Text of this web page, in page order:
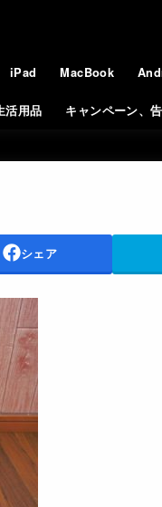
iPad MacBook
活用品 キャンペーン、
シェア